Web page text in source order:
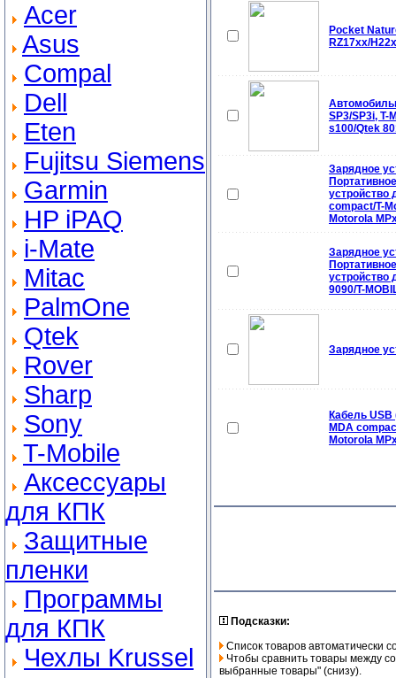
Acer
Asus
Compal
Dell
Eten
Fujitsu Siemens
Garmin
HP iPAQ
i-Mate
Mitac
PalmOne
Qtek
Rover
Sharp
Sony
T-Mobile
Аксессуары
для КПК
Защитные
пленки
Программы
для КПК
Чехлы Krussel
Pocket
RZ17xx/
SP3/SP3i, T-
s100/Qtek
Зарядное
устройство
compact/T-
Motorola
Зарядное
устройство
9090/T-
Зарядное
Кабель
MDA
Motorola
Подсказки:
Список товаров автоматически
Чтобы сравнить товары между
выбранные товары" (снизу).